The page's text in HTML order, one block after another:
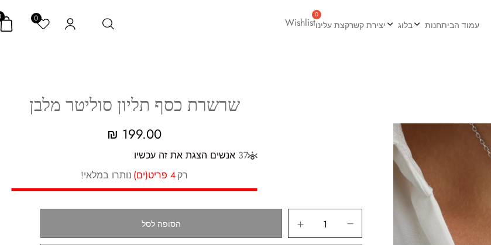
עמוד הביתחנות בלוג יצירת קשרקצת עלינוWishlist
0
שרשרת כסף תליון סוליטר מלבן
199.00
₪
37 אנשים הצגת את זה עכשיו
רק4 פריט(ים) נותרו במלאי!
הסופה לסל